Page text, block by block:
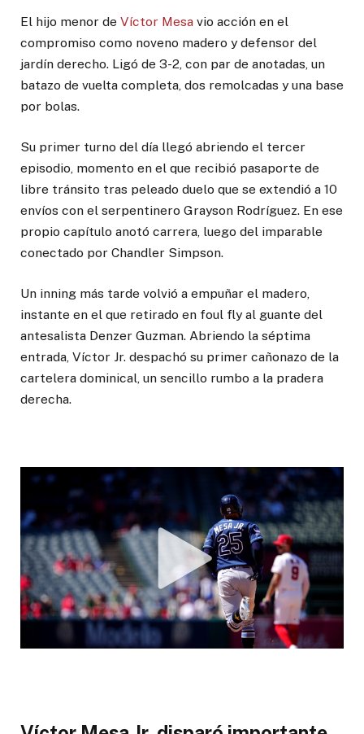
El hijo menor de Víctor Mesa vio acción en el
compromiso como noveno madero y defensor del
jardín derecho. Ligó de 3-2, con par de anotadas, un
batazo de vuelta completa, dos remolcadas y una base
por bolas.
Su primer turno del día llegó abriendo el tercer
episodio, momento en el que recibió pasaporte de
libre tránsito tras peleado duelo que se extendió a 10
envíos con el serpentinero Grayson Rodríguez. En ese
propio capítulo anotó carrera, luego del imparable
conectado por Chandler Simpson.
Un inning más tarde volvió a empuñar el madero,
instante en el que retirado en foul fly al guante del
antesalista Denzer Guzman. Abriendo la séptima
entrada, Víctor Jr. despachó su primer cañonazo de la
cartelera dominical, un sencillo rumbo a la pradera
derecha.